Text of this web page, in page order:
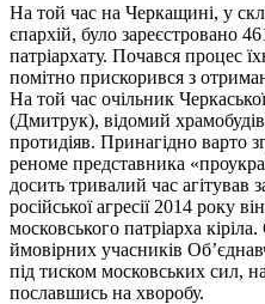
На той час на Черкащині, у
єпархій, було зареєстровано
патріархату. Почався процес
помітно прискорився з
На той час очільник
(Дмитрук), відомий
протидіяв. Принагідно варто
реноме представника
досить тривалий час агітував
російської агресії 2014 року
московського патріарха
ймовірних учасників
під тиском московських сил,
пославшись на хворобу.